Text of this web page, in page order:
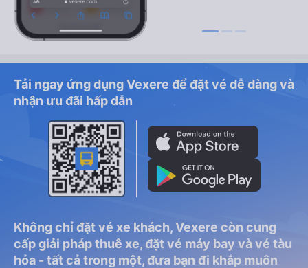
Tải ngay ứng dụng Vexere để đặt vé dễ dàng và
nhận ưu đãi hấp dẫn
Không chỉ đặt vé xe khách, Vexere còn cung
cấp giải pháp thuê xe, đặt vé máy bay và vé tàu
hỏa - tất cả trong một, đưa bạn đi khắp muôn